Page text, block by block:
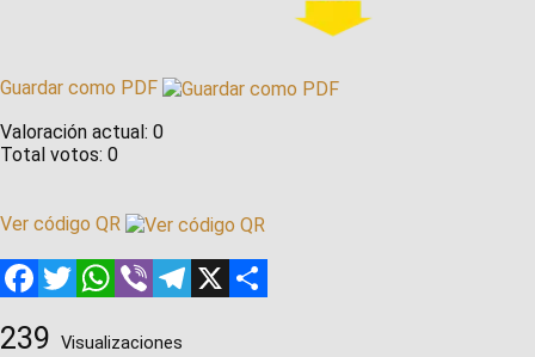
Guardar como PDF
Valoración actual: 0
Total votos: 0
Ver código QR
Facebook
TwitterWhatsApp
Viber Telegram
239 Visualizaciones